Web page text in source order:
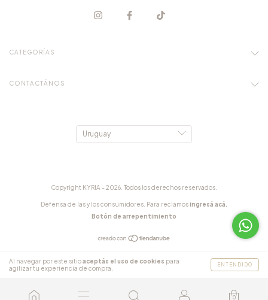
Al navegar por este sitioaceptás el uso de cookies para
agilizar tu experiencia de compra.
ENTENDIDO
0
CATEGORÍAS
CONTACTÁNOS
Copyright KYRIA - 2026. Todos los derechos reservados.
Defensa de las y los consumidores. Para reclamos ingresá acá.
Botón de arrepentimiento